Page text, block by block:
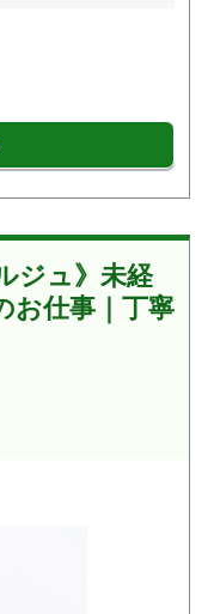
ジュ》未経
お仕事｜丁寧